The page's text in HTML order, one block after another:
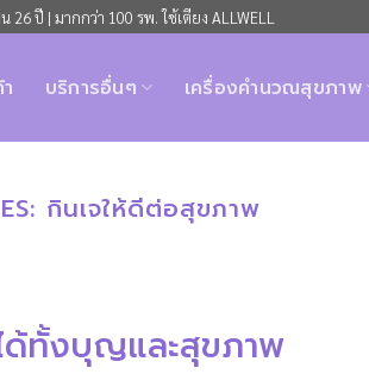
ปี | มากกว่า 100 รพ. ใช้เตียง ALLWELL
บริการอื่นๆ เครื่องคำนวณสุขภาพ
กินเจให้ดีต่อสุขภาพ
ด้ทั้งบุญและสุขภาพ